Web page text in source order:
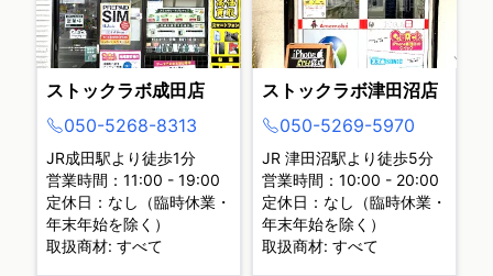
ストックラボ成田店
050-5268-8313
JR成田駅より徒歩1分
営業時間：11:00 - 19:00
定休日：なし（臨時休業・
年末年始を除く）
取扱商材: すべて
ストックラボ津田沼店
050-5269-5970
JR 津田沼駅より徒歩5分
営業時間：10:00 - 20:00
定休日：なし（臨時休業・
年末年始を除く）
取扱商材: すべて